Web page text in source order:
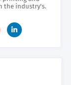
the industry's.